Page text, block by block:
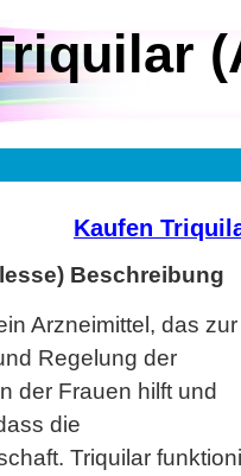
Kaufen
Beschreibung
Arzneimittel, das zur
Regelung der
der Frauen hilft und
die
Triquilar